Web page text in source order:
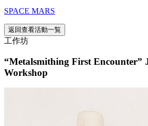
SPACE MARS
返回查看活動一覧
工作坊
“Metalsmithing First Encounter”
Workshop